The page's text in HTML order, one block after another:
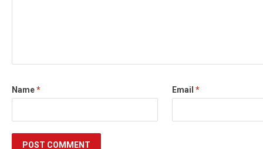
Name* Email *